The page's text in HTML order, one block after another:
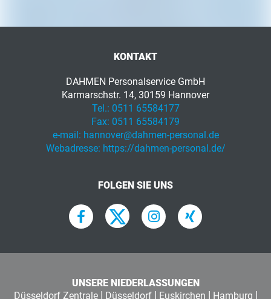
KONTAKT
DAHMEN Personalservice GmbH
Karmarschstr. 14, 30159 Hannover
Tel.: 0511 65584177
Fax: 0511 65584179
e-mail: hannover@dahmen-personal.de
Webadresse: https://dahmen-personal.de/
FOLGEN SIE UNS
UNSERE NIEDERLASSUNGEN
Düsseldorf Zentrale| Düsseldorf| Euskirchen | Hamburg |